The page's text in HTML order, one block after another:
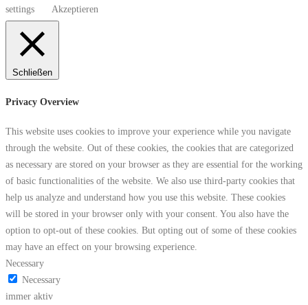
settings
Akzeptieren
Schließen
Privacy Overview
This website uses cookies to improve your experience while you navigate
through the website. Out of these cookies, the cookies that are categorized
as necessary are stored on your browser as they are essential for the working
of basic functionalities of the website. We also use third-party cookies that
help us analyze and understand how you use this website. These cookies
will be stored in your browser only with your consent. You also have the
option to opt-out of these cookies. But opting out of some of these cookies
may have an effect on your browsing experience.
Necessary
Necessary
immer aktiv